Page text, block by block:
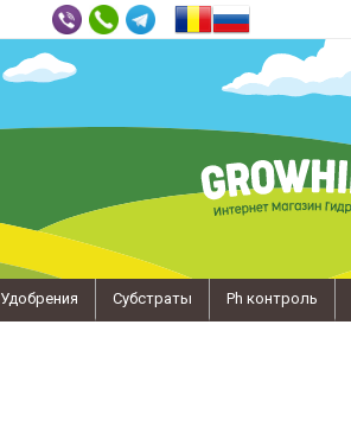
Удобрения Субстраты Ph контроль